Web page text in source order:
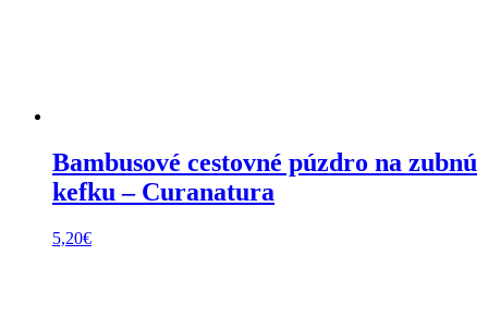
Bambusové cestovné púzdro na zubnú
kefku – Curanatura
5,20€